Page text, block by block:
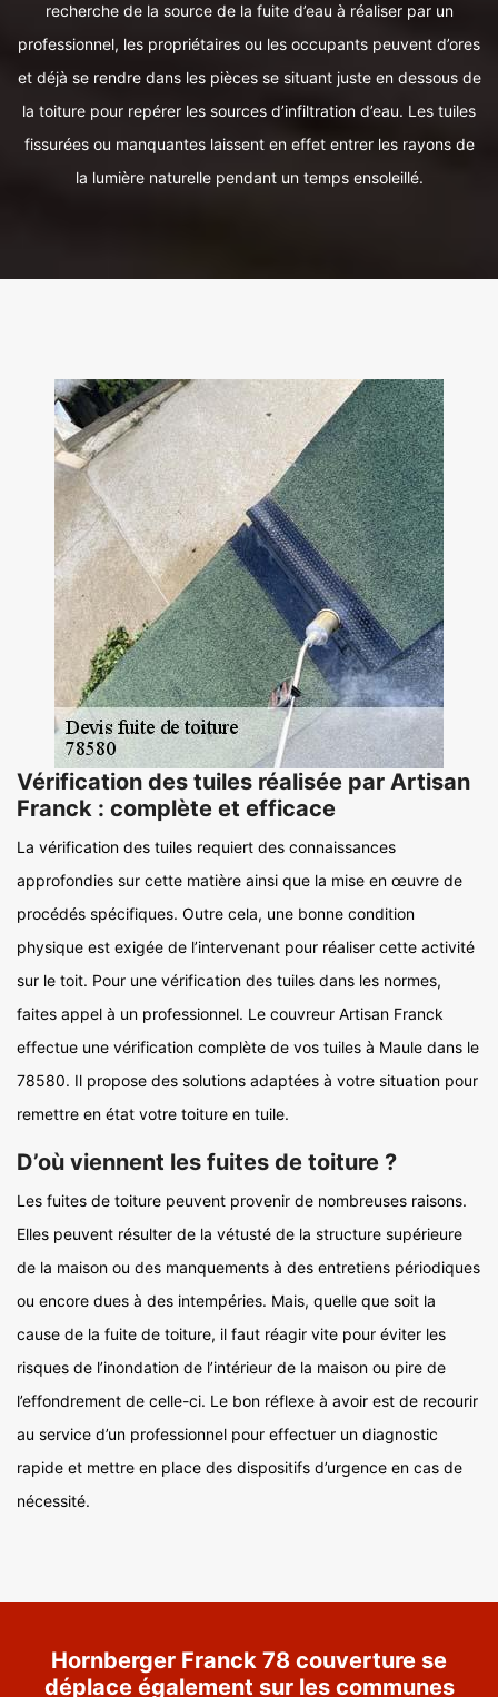
recherche de la source de la fuite d’eau à réaliser par un
professionnel, les propriétaires ou les occupants peuvent d’ores
et déjà se rendre dans les pièces se situant juste en dessous de
la toiture pour repérer les sources d’infiltration d’eau. Les tuiles
fissurées ou manquantes laissent en effet entrer les rayons de
la lumière naturelle pendant un temps ensoleillé.
Vérification des tuiles réalisée par Artisan
Franck : complète et efficace
La vérification des tuiles requiert des connaissances
approfondies sur cette matière ainsi que la mise en œuvre de
procédés spécifiques. Outre cela, une bonne condition
physique est exigée de l’intervenant pour réaliser cette activité
sur le toit. Pour une vérification des tuiles dans les normes,
faites appel à un professionnel. Le couvreur Artisan Franck
effectue une vérification complète de vos tuiles à Maule dans le
78580. Il propose des solutions adaptées à votre situation pour
remettre en état votre toiture en tuile.
D’où viennent les fuites de toiture ?
Les fuites de toiture peuvent provenir de nombreuses raisons.
Elles peuvent résulter de la vétusté de la structure supérieure
de la maison ou des manquements à des entretiens périodiques
ou encore dues à des intempéries. Mais, quelle que soit la
cause de la fuite de toiture, il faut réagir vite pour éviter les
risques de l’inondation de l’intérieur de la maison ou pire de
l’effondrement de celle-ci. Le bon réflexe à avoir est de recourir
au service d’un professionnel pour effectuer un diagnostic
rapide et mettre en place des dispositifs d’urgence en cas de
nécessité.
Hornberger Franck 78 couverture se
déplace également sur les communes